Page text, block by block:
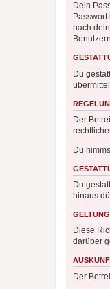
Dein
nach
Du
Der
Du
Du
hinaus
Diese
darüber
Der